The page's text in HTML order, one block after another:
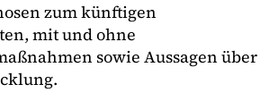
zum künftigen
mit und ohne
sowie Aussagen über